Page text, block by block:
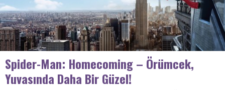
Spider-Man: Homecoming – Örümcek,
Yuvasında Daha Bir Güzel!